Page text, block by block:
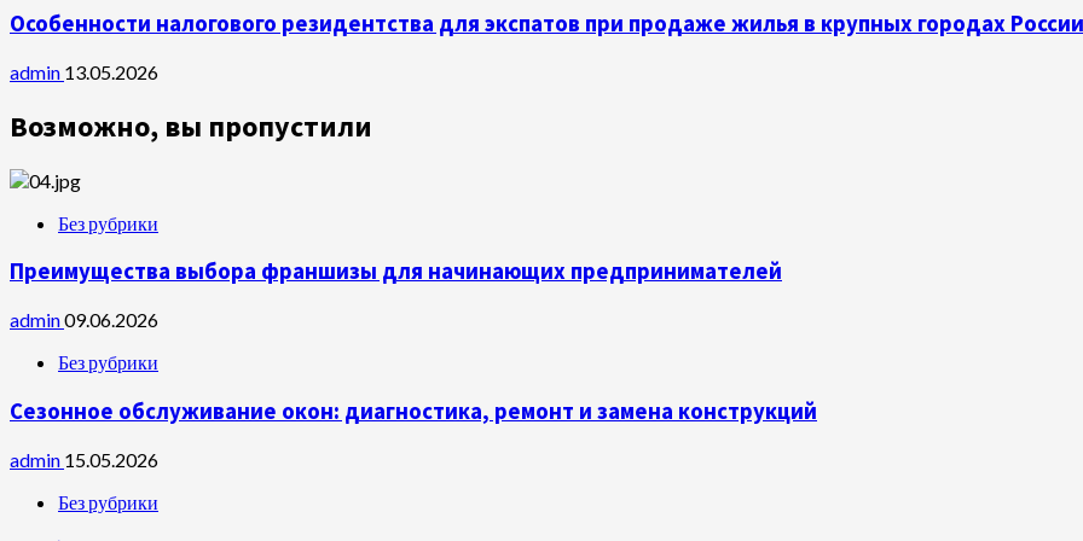
Особенности налогового резидентства для экспатов при продаже жилья в крупных городах России
admin 13.05.2026
Возможно, вы пропустили
Без рубрики
Преимущества выбора франшизы для начинающих предпринимателей
admin09.06.2026
Без рубрики
Сезонное обслуживание окон: диагностика, ремонт и замена конструкций
admin 15.05.2026
Без рубрики